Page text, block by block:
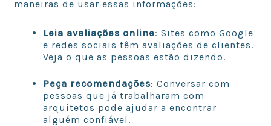
maneiras de usar essas informações:
Leia avaliações online: Sites como Google
e redes sociais têm avaliações de clientes.
Veja o que as pessoas estão dizendo.
Peça recomendações: Conversar com
pessoas que já trabalharam com
arquitetos pode ajudar a encontrar
alguém confiável.